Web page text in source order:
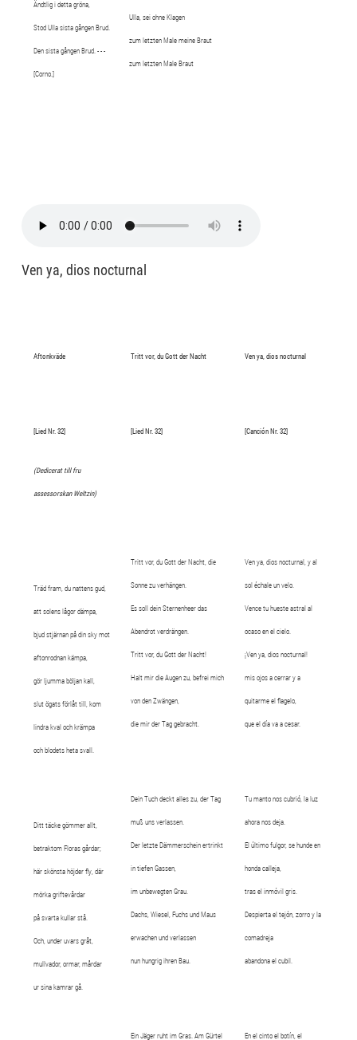
Ändtlig i detta gröna,
Stod Ulla sista gången Brud.
Den sista gången Brud. - - -
[Corno.]
Ulla, sei ohne Klagen
zum letzten Male meine Braut
zum letzten Male Braut
Ven ya, dios nocturnal
Aftonkväde
[Lied Nr. 32]
(Dedicerat till fru
assessorskan Weltzin)
Träd fram, du nattens gud,
att solens lågor dämpa,
bjud stjärnan på din sky mot
aftonrodnan kämpa,
gör ljumma böljan kall,
slut ögats förlåt till, kom
lindra kval och krämpa
och blodets heta svall.
Ditt täcke gömmer allt,
betraktom Floras gårdar;
här skönsta höjder fly, där
mörka griftevårdar
på svarta kullar stå.
Och, under uvars gråt,
mullvador, ormar, mårdar
ur sina kamrar gå.
Tritt vor, du Gott der Nacht
[Lied Nr. 32]
Tritt vor, du Gott der Nacht, die
Sonne zu verhängen.
Es soll dein Sternenheer das
Abendrot verdrängen.
Tritt vor, du Gott der Nacht!
Halt mir die Augen zu, befrei mich
von den Zwängen,
die mir der Tag gebracht.
Dein Tuch deckt alles zu, der Tag
muß uns verlassen.
Der letzte Dämmerschein ertrinkt
in tiefen Gassen,
im unbewegten Grau.
Dachs, Wiesel, Fuchs und Maus
erwachen und verlassen
nun hungrig ihren Bau.
Ein Jäger ruht im Gras. Am Gürtel
Ven ya, dios nocturnal
[Canción Nr. 32]
Ven ya, dios nocturnal, y al
sol échale un velo.
Vence tu hueste astral al
ocaso en el cielo.
¡Ven ya, dios nocturnal!
mis ojos a cerrar y a
quitarme el flagelo,
que el día va a cesar.
Tu manto nos cubrió, la luz
ahora nos deja.
El último fulgor, se hunde en
honda calleja,
tras el inmóvil gris.
Despierta el tejón, zorro y la
comadreja
abandona el cubil.
En el cinto el botín, el